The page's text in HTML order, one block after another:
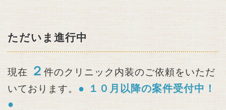
ただいま進行中
現在 ２ 件のクリニック内装のご依頼をいただ
いております。 ● １０月以降の案件受付中！
●